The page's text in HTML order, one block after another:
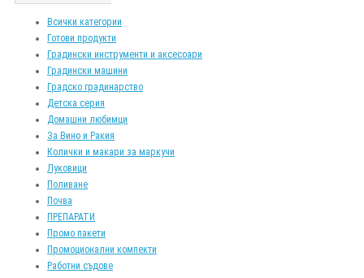
Всички категории
Готови продукти
Градински инструменти и аксесоари
Градински машини
Градско градинарство
Детска серия
Домашни любимци
За Вино и Ракия
Колички и макари за маркучи
Луковици
Поливане
Почва
ПРЕПАРАТИ
Промо пакети
Промоционални компекти
Работни съдове